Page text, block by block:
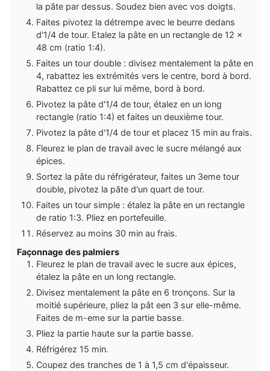
la pâte par dessus. Soudez bien avec vos doigts.
Faites pivotez la détrempe avec le beurre dedans
d'1/4 de tour. Etalez la pâte en un rectangle de 12 x
48 cm (ratio 1:4).
Faites un tour double : divisez mentalement la pâte en
4, rabattez les extrémités vers le centre, bord à bord.
Rabattez ce pli sur lui même, bord à bord.
Pivotez la pâte d'1/4 de tour, étalez en un long
rectangle (ratio 1:4) et faites un deuxième tour.
Pivotez la pâte d'1/4 de tour et placez 15 min au frais.
Fleurez le plan de travail avec le sucre mélangé aux
épices.
Sortez la pâte du réfrigérateur, faites un 3eme tour
double, pivotez la pâte d'un quart de tour.
Faites un tour simple : étalez la pâte en un rectangle
de ratio 1:3. Pliez en portefeuille.
Réservez au moins 30 min au frais.
Façonnage des palmiers
Fleurez le plan de travail avec le sucre aux épices,
étalez la pâte en un long rectangle.
Divisez mentalement la pâte en 6 tronçons. Sur la
moitié supérieure, pliez la pât een 3 sur elle-même.
Faites de m-eme sur la partie basse.
Pliez la partie haute sur la partie basse.
Réfrigérez 15 min.
Coupez des tranches de 1 à 1,5 cm d'épaisseur.